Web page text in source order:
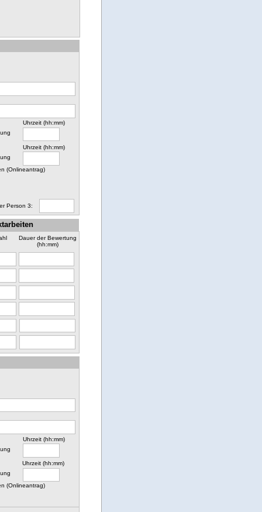
Uhrzeit (hh:mm)
Uhrzeit (hh:mm)
Person 3:
Dauer der Bewertung
(hh:mm)
Uhrzeit (hh:mm)
Uhrzeit (hh:mm)
(Onlineantrag)
(Onlineantrag)